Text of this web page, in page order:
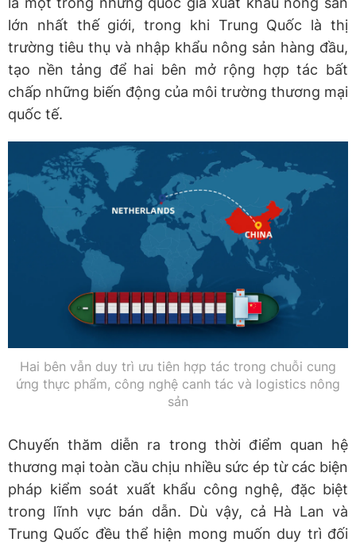
lớn nhất thế giới, trong khi Trung Quốc là thị
trường tiêu thụ và nhập khẩu nông sản hàng đầu,
tạo nền tảng để hai bên mở rộng hợp tác bất
chấp những biến động của môi trường thương mại
quốc tế.
Hai bên vẫn duy trì ưu tiên hợp tác trong chuỗi cung
ứng thực phẩm, công nghệ canh tác và logistics nông
sản
Chuyến thăm diễn ra trong thời điểm quan hệ
thương mại toàn cầu chịu nhiều sức ép từ các biện
pháp kiểm soát xuất khẩu công nghệ, đặc biệt
trong lĩnh vực bán dẫn. Dù vậy, cả Hà Lan và
Trung Quốc đều thể hiện mong muốn duy trì đối